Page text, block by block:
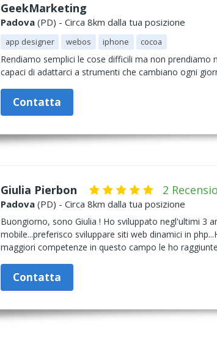
GeekMarketing
Padova (PD) - Circa 8km dalla tua posizione
app designer webos iphone cocoa
Rendiamo semplici le cose difficili ma non
capaci di adattarci a strumenti che cambiano ogni
Contatta
Giulia Pierbon 2
Padova (PD) - Circa 8km dalla tua posizione
Buongiorno, sono Giulia ! Ho sviluppato negl'ultimi 3
mobile...preferisco sviluppare siti web dinamici in
maggiori competenze in questo campo le ho
Contatta